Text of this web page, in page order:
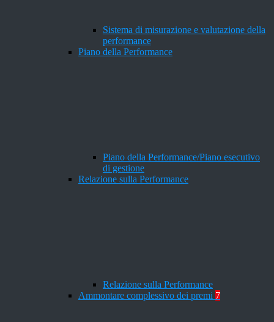
Sistema di misurazione e valutazione della
performance
Piano della Performance
Piano della Performance/Piano esecutivo
di gestione
Relazione sulla Performance
Relazione sulla Performance
Ammontare complessivo dei premi 7